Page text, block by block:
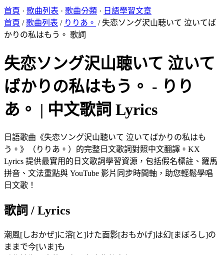
首頁 · 歌曲列表 · 歌曲分類 · 日語學習文章
首頁 /歌曲列表 / りりあ。 /失恋ソング沢山聴いて 泣いてば
かりの私はもう。 歌詞
失恋ソング沢山聴いて 泣いて
ばかりの私はもう。 - りり
あ。 | 中文歌詞 Lyrics
日語歌曲《失恋ソング沢山聴いて 泣いてばかりの私はも
う。》（りりあ。）的完整日文歌詞對照中文翻譯。KX
Lyrics 提供最實用的日文歌詞學習資源，包括假名標註、羅馬
拼音、文法重點與 YouTube 影片同步時間軸，助您輕鬆學唱
日文歌！
歌詞 / Lyrics
潮風[しおかぜ]に溶[と]けた面影[おもかげ]は幻[まぼろし]の
ままで今[いま]も